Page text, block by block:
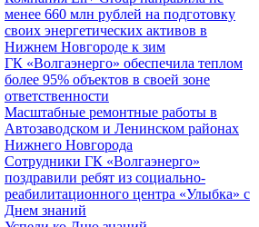
менее 660 млн рублей на подготовку
своих энергетических активов в
Нижнем Новгороде к зим
ГК «Волгаэнерго» обеспечила теплом
более 95% объектов в своей зоне
ответственности
Масштабные ремонтные работы в
Автозаводском и Ленинском районах
Нижнего Новгорода
Сотрудники ГК «Волгаэнерго»
поздравили ребят из социально-
реабилитационного центра «Улыбка» с
Днем знаний